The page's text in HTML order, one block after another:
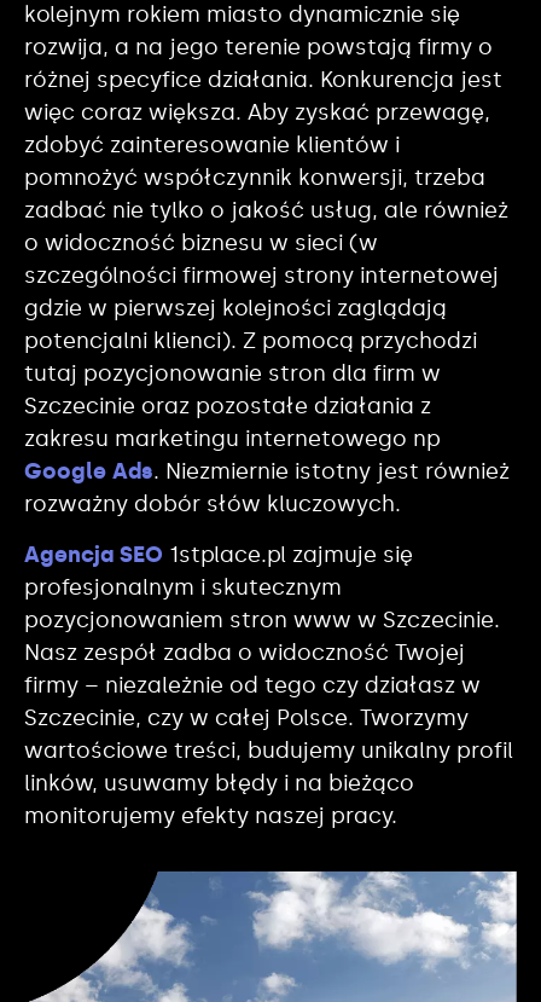
kolejnym rokiem miasto dynamicznie się
rozwija, a na jego terenie powstają firmy o
różnej specyfice działania. Konkurencja jest
więc coraz większa. Aby zyskać przewagę,
zdobyć zainteresowanie klientów i
pomnożyć współczynnik konwersji, trzeba
zadbać nie tylko o jakość usług, ale również
o widoczność biznesu w sieci (w
szczególności firmowej strony internetowej
gdzie w pierwszej kolejności zaglądają
potencjalni klienci). Z pomocą przychodzi
tutaj pozycjonowanie stron dla firm w
Szczecinie oraz pozostałe działania z
zakresu marketingu internetowego np
Google Ads. Niezmiernie istotny jest również
rozważny dobór słów kluczowych.
Agencja SEO 1stplace.pl zajmuje się
profesjonalnym i skutecznym
pozycjonowaniem stron www w Szczecinie.
Nasz zespół zadba o widoczność Twojej
firmy – niezależnie od tego czy działasz w
Szczecinie, czy w całej Polsce. Tworzymy
wartościowe treści, budujemy unikalny profil
linków, usuwamy błędy i na bieżąco
monitorujemy efekty naszej pracy.